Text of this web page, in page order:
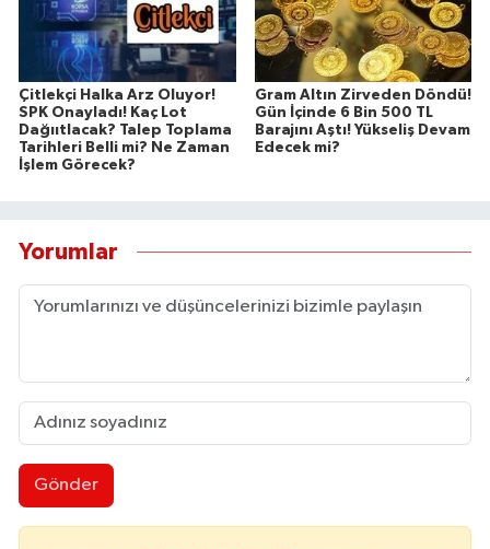
Çitlekçi Halka Arz Oluyor!
SPK Onayladı! Kaç Lot
Dağııtlacak? Talep Toplama
Tarihleri Belli mi? Ne Zaman
İşlem Görecek?
Gram Altın Zirveden Döndü!
Gün İçinde 6 Bin 500 TL
Barajını Aştı! Yükseliş Devam
Edecek mi?
Yorumlar
Gönder